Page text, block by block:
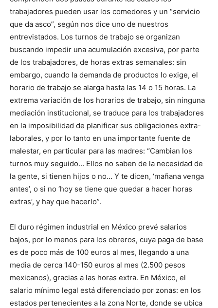
trabajadores pueden usar los comedores y un “servicio
que da asco”, según nos dice uno de nuestros
entrevistados. Los turnos de trabajo se organizan
buscando impedir una acumulación excesiva, por parte
de los trabajadores, de horas extras semanales: sin
embargo, cuando la demanda de productos lo exige, el
horario de trabajo se alarga hasta las 14 o 15 horas. La
extrema variación de los horarios de trabajo, sin ninguna
mediación institucional, se traduce para los trabajadores
en la imposibilidad de planificar sus obligaciones extra-
laborales, y por lo tanto en una importante fuente de
malestar, en particular para las madres: “Cambian los
turnos muy seguido… Ellos no saben de la necesidad de
la gente, si tienen hijos o no… Y te dicen, ‘mañana venga
antes’, o si no ‘hoy se tiene que quedar a hacer horas
extras’, y hay que hacerlo”.
El duro régimen industrial en México prevé salarios
bajos, por lo menos para los obreros, cuya paga de base
es de poco más de 100 euros al mes, llegando a una
media de cerca 140-150 euros al mes (2.500 pesos
mexicanos), gracias a las horas extra. En México, el
salario mínimo legal está diferenciado por zonas: en los
estados pertenecientes a la zona Norte, donde se ubica